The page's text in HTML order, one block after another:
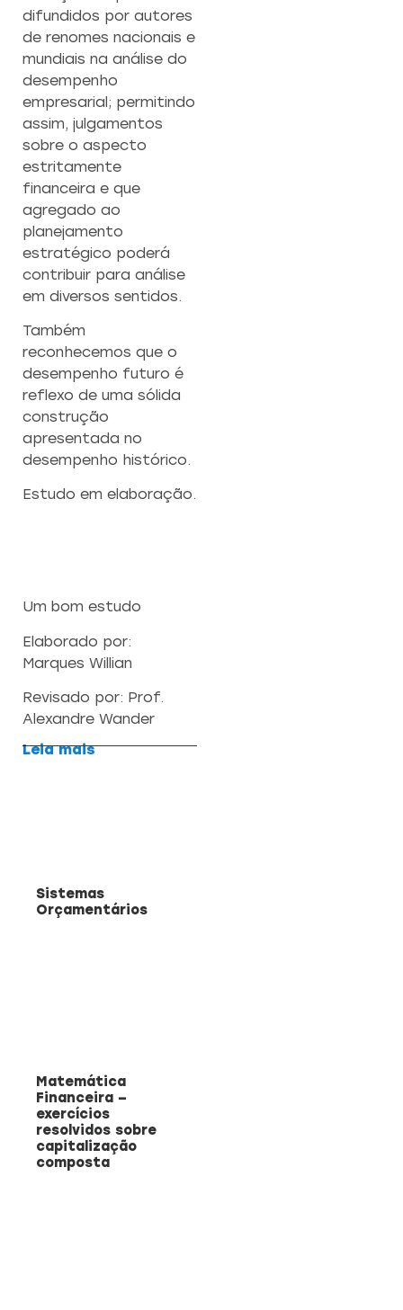
difundidos por autores
de renomes nacionais e
mundiais na análise do
desempenho
empresarial; permitindo
assim, julgamentos
sobre o aspecto
estritamente
financeira e que
agregado ao
planejamento
estratégico poderá
contribuir para análise
em diversos sentidos.
Também
reconhecemos que o
desempenho futuro é
reflexo de uma sólida
construção
apresentada no
desempenho histórico.
Estudo em elaboração.
Um bom estudo
Elaborado por:
Marques Willian
Revisado por: Prof.
Alexandre Wander
Leia mais
Sistemas
Orçamentários
Matemática
Financeira –
exercícios
resolvidos sobre
capitalização
composta